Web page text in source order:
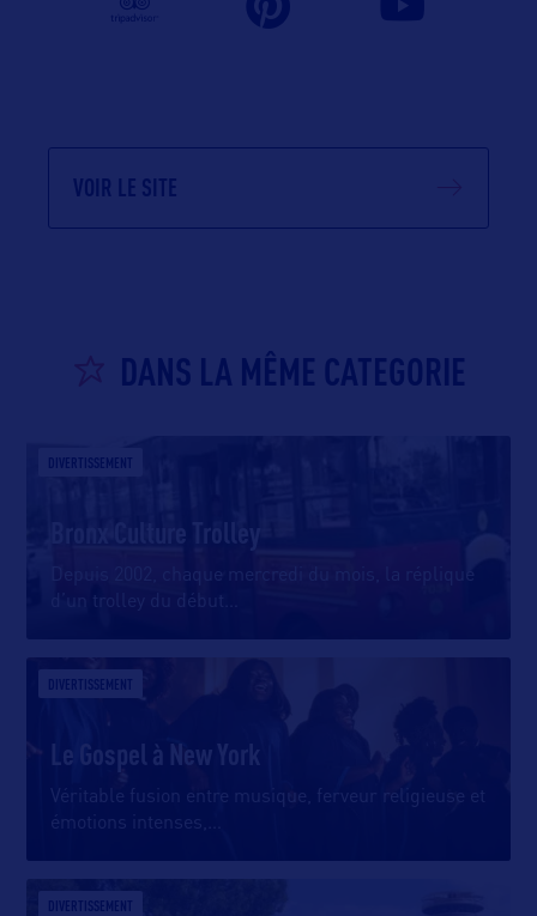
VOIR LE SITE
DANS LA MÊME CATEGORIE
DIVERTISSEMENT
DIVERTISSEMENT
Le Gospel à New York
Véritable fusion entre musique, ferveur religieuse et
émotions intenses,
DIVERTISSEMENT